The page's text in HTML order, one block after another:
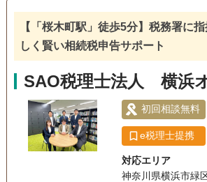
訪問可 土日相談可 初回相談無料 18
オンライン面談可 事務所面談可
【「桜木町駅」徒歩5分】税務署に
しく賢い相続税申告サポート
SAO税理士法人 横浜
初回相談無料
e税理士提携
対応エリア
神奈川県横浜市緑